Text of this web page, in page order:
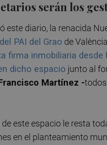
serán los
este diario, la renacida
PAI del Grao de
firma inmobiliaria desde
dicho espacio junto al
Martínez -
este espacio le resta
en el planteamiento